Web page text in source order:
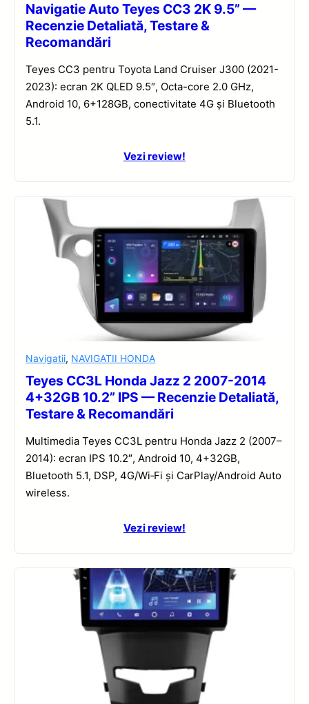
Navigatie Auto Teyes CC3 2K 9.5” —
Recenzie Detaliată, Testare &
Recomandări
Teyes CC3 pentru Toyota Land Cruiser J300 (2021-
2023): ecran 2K QLED 9.5″, Octa-core 2.0 GHz,
Android 10, 6+128GB, conectivitate 4G și Bluetooth
5.1.
Vezi review!
Navigatii, NAVIGATII HONDA
Teyes CC3L Honda Jazz 2 2007-2014
4+32GB 10.2” IPS — Recenzie Detaliată,
Testare & Recomandări
Multimedia Teyes CC3L pentru Honda Jazz 2 (2007–
2014): ecran IPS 10.2″, Android 10, 4+32GB,
Bluetooth 5.1, DSP, 4G/Wi‑Fi și CarPlay/Android Auto
wireless.
Vezi review!